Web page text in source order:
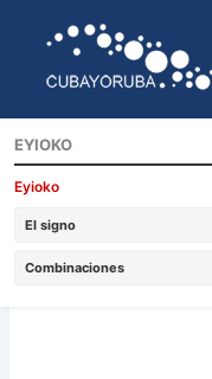
contenido
EYIOKO
Eyioko
El signo
Combinaciones